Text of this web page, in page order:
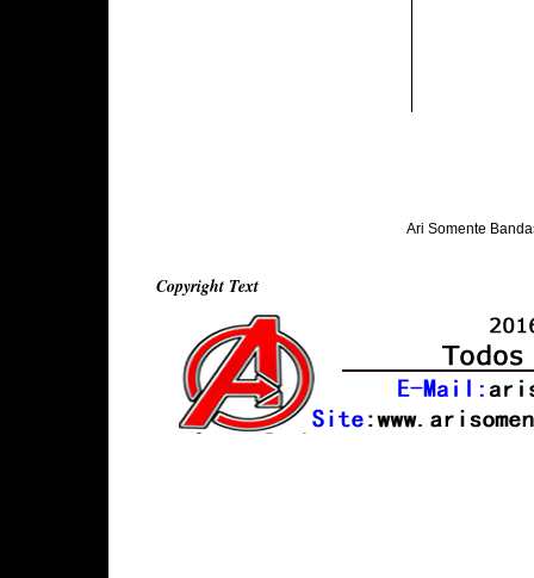
Ari Somente
Copyright Text